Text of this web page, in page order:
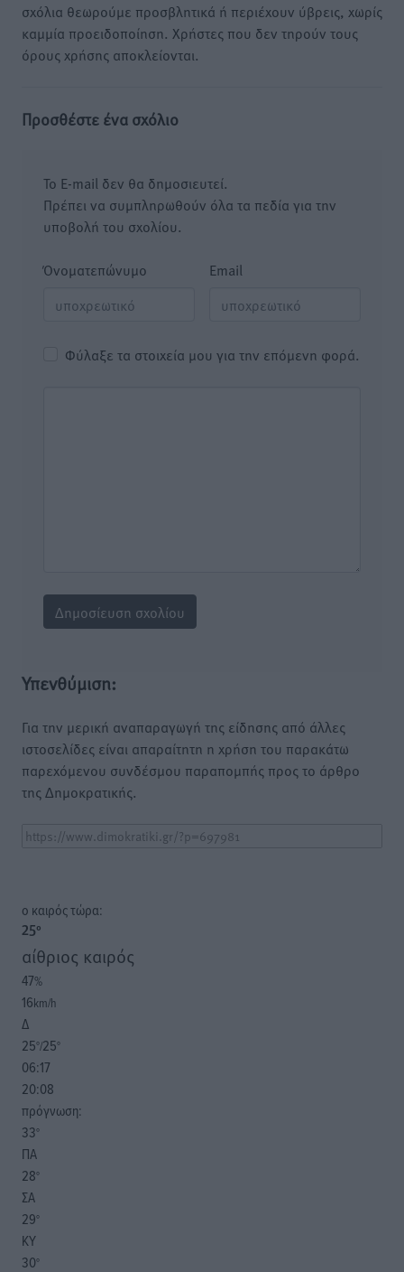
σχόλια θεωρούμε προσβλητικά ή περιέχουν ύβρεις, χωρίς
καμμία προειδοποίηση. Χρήστες που δεν τηρούν τους
όρους χρήσης αποκλείονται.
Προσθέστε ένα σχόλιο
Το E-mail δεν θα δημοσιευτεί.
Πρέπει να συμπληρωθούν όλα τα πεδία για την
υποβολή του σχολίου.
Όνοματεπώνυμο Email
Φύλαξε τα στοιχεία μου για την επόμενη φορά.
Υπενθύμιση:
Για την μερική αναπαραγωγή της είδησης από άλλες
ιστοσελίδες είναι απαραίτητη η χρήση του παρακάτω
παρεχόμενου συνδέσμου παραπομπής προς το άρθρο
της Δημοκρατικής.
o καιρός τώρα:
25°
αίθριος καιρός
47%
16km/h
Δ
25°/25°
06:17
20:08
πρόγνωση:
33°
ΠΑ
28°
ΣΑ
29°
ΚΥ
30°